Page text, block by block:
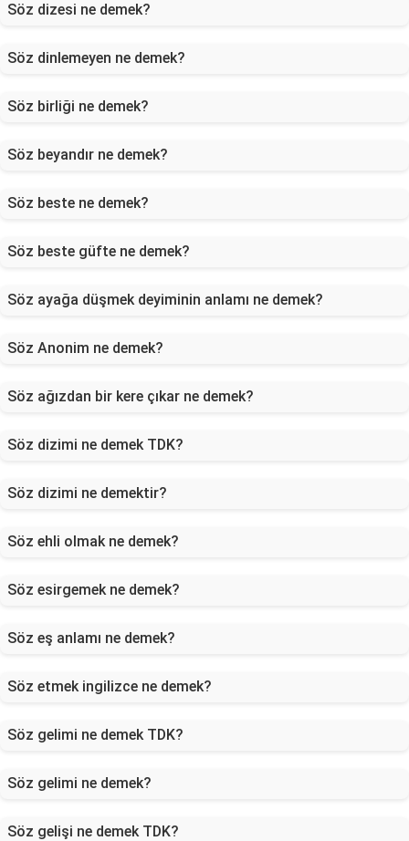
Söz dizesi ne demek?
Söz dinlemeyen ne demek?
Söz birliği ne demek?
Söz beyandır ne demek?
Söz beste ne demek?
Söz beste güfte ne demek?
Söz ayağa düşmek deyiminin anlamı ne demek?
Söz Anonim ne demek?
Söz ağızdan bir kere çıkar ne demek?
Söz dizimi ne demek TDK?
Söz dizimi ne demektir?
Söz ehli olmak ne demek?
Söz esirgemek ne demek?
Söz eş anlamı ne demek?
Söz etmek ingilizce ne demek?
Söz gelimi ne demek TDK?
Söz gelimi ne demek?
Söz gelişi ne demek TDK?